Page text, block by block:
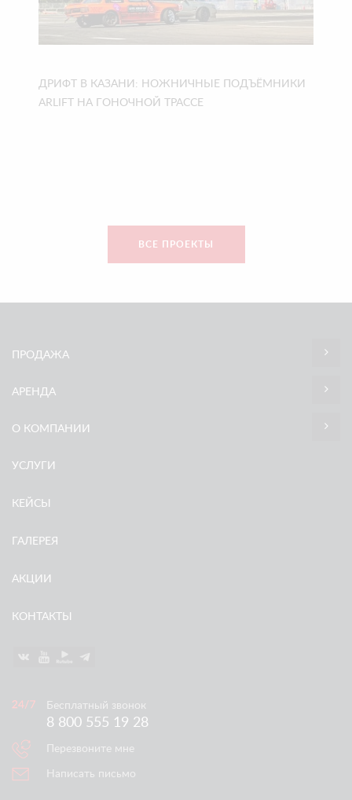
ДРИФТ В КАЗАНИ: НОЖНИЧНЫЕ ПОДЪЁМНИКИ
ARLIFT НА ГОНОЧНОЙ ТРАССЕ
ВСЕ ПРОЕКТЫ
ПРОДАЖА
АРЕНДА
О КОМПАНИИ
УСЛУГИ
КЕЙСЫ
ГАЛЕРЕЯ
АКЦИИ
КОНТАКТЫ
Бесплатный звонок
8 800 555 19 28
Перезвоните мне
Написать письмо